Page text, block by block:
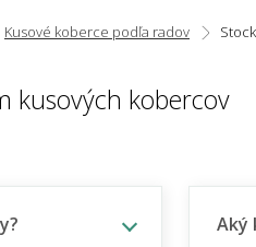
Kusové koberce podľa radov
kusových kobercov
Aký